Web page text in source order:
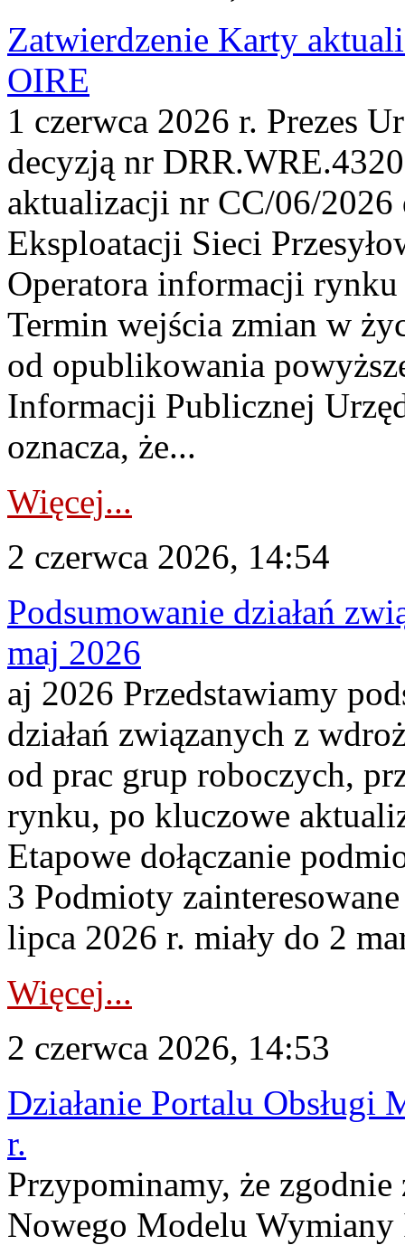
Zatwierdzenie Karty
OIRE
1 czerwca 2026 r. Prezes
decyzją nr
aktualizacji nr CC/06/
Eksploatacji Sieci
Operatora informacji
Termin wejścia zmian w
od opublikowania
Informacji Publicznej
oznacza, że...
Więcej...
2 czerwca 2026, 14:54
Podsumowanie działań
maj 2026
aj 2026 Przedstawiamy
działań związanych z
od prac grup roboczych,
rynku, po kluczowe
Etapowe dołączanie
3 Podmioty
lipca 2026 r. miały do 2
Więcej...
2 czerwca 2026, 14:53
Działanie Portalu
r.
Przypominamy, że
Nowego Modelu